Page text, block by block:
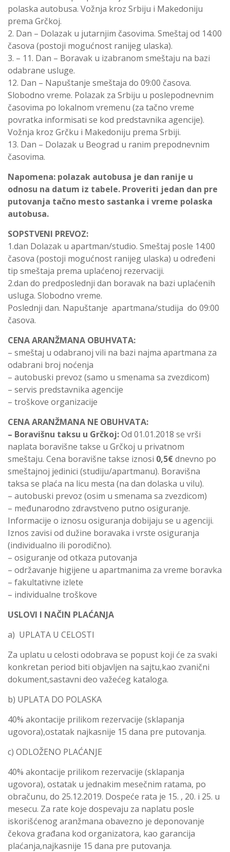
polaska autobusa. Vožnja kroz Srbiju i Makedoniju
prema Grčkoj.
2. Dan – Dolazak u jutarnjim časovima. Smeštaj od 14:00
časova (postoji mogućnost ranijeg ulaska).
3. – 11. Dan – Boravak u izabranom smeštaju na bazi
odabrane usluge.
12. Dan – Napuštanje smeštaja do 09:00 časova.
Slobodno vreme. Polazak za Srbiju u poslepodnevnim
časovima po lokalnom vremenu (za tačno vreme
povratka informisati se kod predstavnika agencije).
Vožnja kroz Grčku i Makedoniju prema Srbiji.
13. Dan – Dolazak u Beograd u ranim prepodnevnim
časovima.
Napomena: polazak autobusa je dan ranije u
odnosu na datum iz tabele. Proveriti jedan dan pre
putovanja tačno mesto sastanka i vreme polaska
autobusa.
SOPSTVENI PREVOZ:
1.dan Dolazak u apartman/studio. Smeštaj posle 14:00
časova (postoji mogućnost ranijeg ulaska) u određeni
tip smeštaja prema uplaćenoj rezervaciji.
2.dan do predposlednji dan boravak na bazi uplaćenih
usluga. Slobodno vreme.
Poslednji dan. Napuštanje apartmana/studija do 09:00
časova.
CENA ARANŽMANA OBUHVATA:
– smeštaj u odabranoj vili na bazi najma apartmana za
odabrani broj noćenja
– autobuski prevoz (samo u smenama sa zvezdicom)
– servis predstavnika agencije
– troškove organizacije
CENA ARANŽMANA NE OBUHVATA:
– Boravišnu taksu u Grčkoj:Od 01.01.2018 se vrši
naplata boravišne takse u Grčkoj u privatnom
smeštaju. Cena boravišne takse iznosi 0,5€dnevno po
smeštajnoj jedinici (studiju/apartmanu). Boravišna
taksa se plaća na licu mesta (na dan dolaska u vilu).
– autobuski prevoz (osim u smenama sa zvezdicom)
– međunarodno zdravstveno putno osiguranje.
Informacije o iznosu osiguranja dobijaju se u agenciji.
Iznos zavisi od dužine boravaka i vrste osiguranja
(individualno ili porodično).
– osiguranje od otkaza putovanja
– održavanje higijene u apartmanima za vreme boravka
– fakultativne izlete
– individualne troškove
USLOVI I NAČIN PLAĆANJA
a) UPLATA U CELOSTI
Za uplatu u celosti odobrava se popust koji će za svaki
konkretan period biti objavljen na sajtu,kao zvanični
dokument,sastavni deo važećeg kataloga.
b) UPLATA DO POLASKA
40% akontacije prilikom rezervacije (sklapanja
ugovora),ostatak najkasnije 15 dana pre putovanja.
c) ODLOŽENO PLAĆANJE
40% akontacije prilikom rezervacije (sklapanja
ugovora), ostatak u jednakim mesečnim ratama, po
obračunu, do 25.12.2019. Dospeće rata je 15. , 20. i 25. u
mesecu. Za rate koje dospevaju za naplatu posle
iskorišćenog aranžmana obavezno je deponovanje
čekova građana kod organizatora, kao garancija
plaćanja,najkasnije 15 dana pre putovanja.